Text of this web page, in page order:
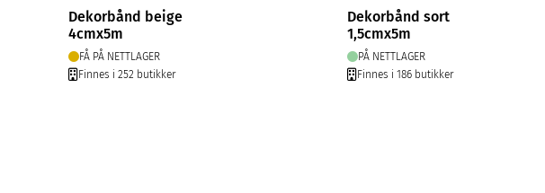
Dekorbånd beige
4cmx5m
FÅ PÅ NETTLAGER
Finnes i 252 butikker
Dekorbånd sort
1,5cmx5m
PÅ NETTLAGER
Finnes i 186 butikker